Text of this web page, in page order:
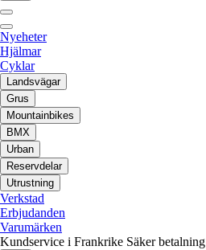
Nyeheter
Hjälmar
Cyklar
Landsvägar
Grus
Mountainbikes
BMX
Urban
Reservdelar
Utrustning
Verkstad
Erbjudanden
Varumärken
Kundservice i Frankrike Säker betalning